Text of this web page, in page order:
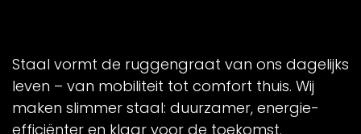
Staal vormt de ruggengraat van ons dagelijks
leven – van mobiliteit tot comfort thuis. Wij
maken slimmer staal: duurzamer, energie-
efficiënter en klaar voor de toekomst.